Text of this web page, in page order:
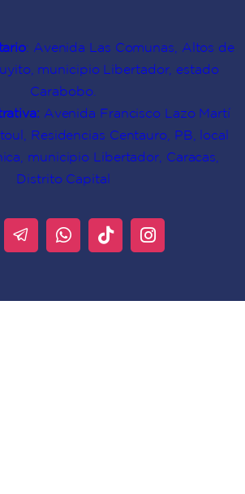
: Avenida Las Comunas, Altos de
municipio Libertador, estado
Carabobo.
Avenida Francisco Lazo Martí
Residencias Centauro, PB, local
municipio Libertador, Caracas,
Distrito Capital